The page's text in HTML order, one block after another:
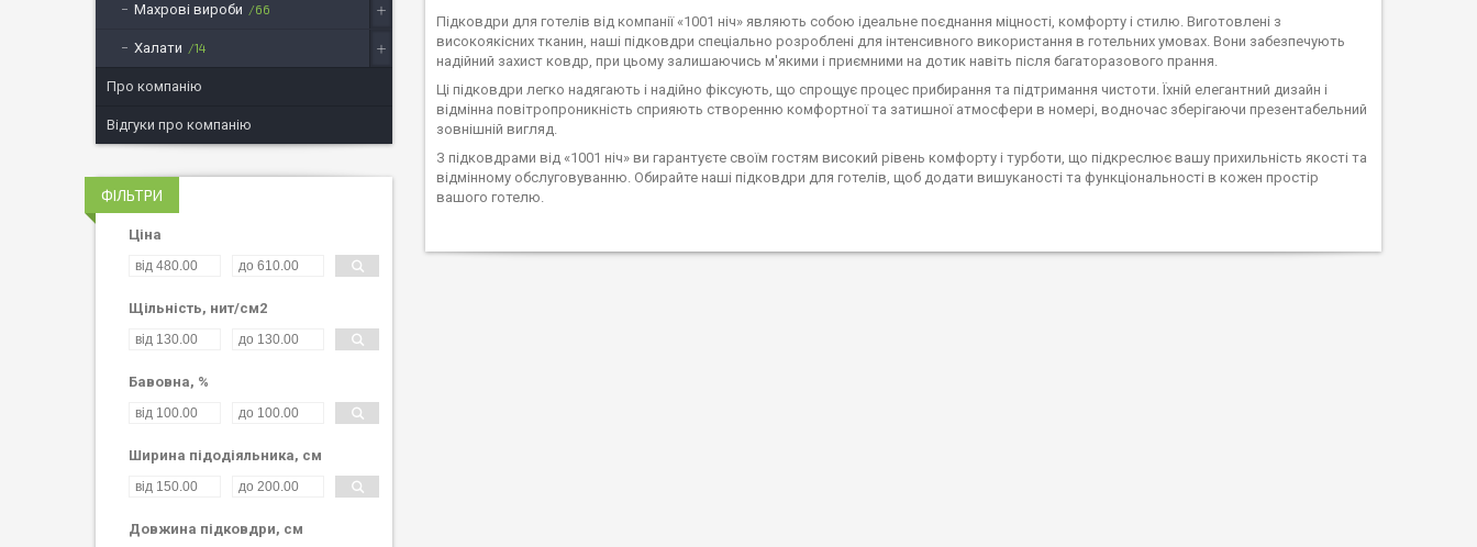
Підковдри для готелів від компанії «1001 ніч» являють собою ідеальне поєднання міцності, комфорту і стилю. Виготовлені з
високоякісних тканин, наші підковдри спеціально розроблені для інтенсивного використання в готельних умовах. Вони забезпечують
надійний захист ковдр, при цьому залишаючись м'якими і приємними на дотик навіть після багаторазового прання.
Ці підковдри легко надягають і надійно фіксують, що спрощує процес прибирання та підтримання чистоти. Їхній елегантний дизайн і
відмінна повітропроникність сприяють створенню комфортної та затишної атмосфери в номері, водночас зберігаючи презентабельний
зовнішній вигляд.
З підковдрами від «1001 ніч» ви гарантуєте своїм гостям високий рівень комфорту і турботи, що підкреслює вашу прихильність якості та
відмінному обслуговуванню. Обирайте наші підковдри для готелів, щоб додати вишуканості та функціональності в кожен простір
вашого готелю.
Махрові вироби 66
Халати 14
Про компанію
Відгуки про компанію
ФІЛЬТРИ
Ціна
Щільність, нит/см2
Бавовна, %
Ширина підодіяльника, см
Довжина підковдри, см